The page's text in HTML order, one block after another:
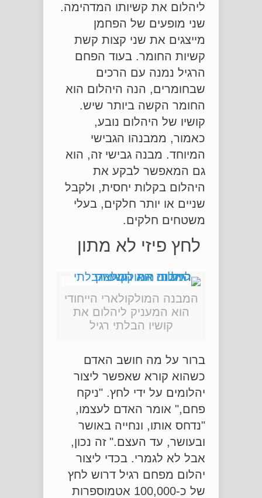
ליהלום את קשיותו המדהימה.
שני מופעים של הפחמן
מייצגים את שני קצות קשת
קשיות החומר. בעוד הפחם
הרגיל נמנה עם הרכים
שבחומרים, הנה היהלום הוא
החומר הקשה ביותר שיש.
קושיו של היהלום נובע,
כאמור, ממבנהו הגבישי
המיוחד. מבנה גבישי זה, הוא
גם המאפשר לבקע את
היהלום בקלות יחסית, ולקבל
שניים או יותר חלקים, בעלי
משטחים חלקים.
לחץ פיזי לא מתון
המבנה המולקולארי הייחודי
הוא המעניק ליהלום את
קושיו הבלתי רגיל
ברור על מה חושב האדם
כשהוא קורא שאפשר ליצור
יהלומים על ידי לחץ. "ניקח
פחם," אומר האדם לעצמו,
"נדחס אותו, ונחייה באושר
ובעושר, עד העצם." זה נכון,
אבל לא לגמרי. בכדי ליצור
יהלום מפחם רגיל דרוש לחץ
של כ-100,000 אטמוספרות